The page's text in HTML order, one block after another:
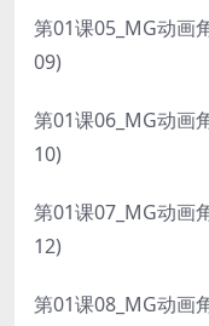
第01课05_MG动画
09)
第01课06_MG动画
10)
第01课07_MG动画
12)
第01课08_MG动画